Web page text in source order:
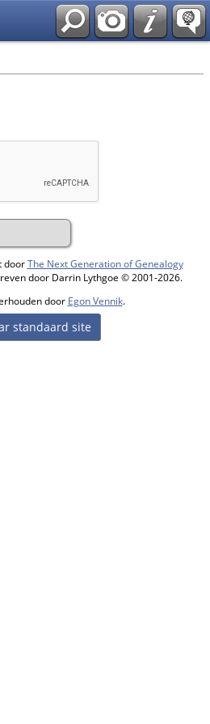
doorThe Next Generation of Genealogy
door Darrin Lythgoe © 2001-2026.
door Egon Vennik.
standaard site